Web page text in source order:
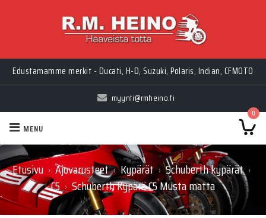
Myynti Ma-Pe 10-18, La 10-14, Huolto Ma-Pe 9-17
Edustamamme merkit - Ducati, H-D, Suzuki, Polaris, Indian, CFMOTO
myynti@rmheino.fi
0
MENU
Etusivu › Ajovarusteet › Kypärät › Schuberth kypärät ›
C5 › Schuberth Kypärä C5 Musta matta